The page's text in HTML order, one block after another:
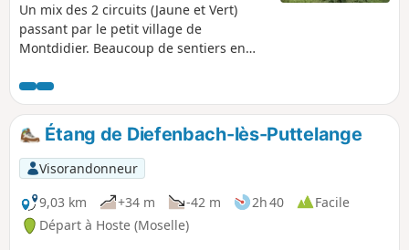
Un mix des 2 circuits (Jaune et Vert)
passant par le petit village de
Montdidier. Beaucoup de sentiers en
manque beaucoup de balises pour
indiquer le chemin mais en suivant
cette trace, cela ne devrait pas poser de
problèmes. Idéal pour la promenade à
pied ou un petit entraînement Trail
voire en VTT.
Étang de Diefenbach-lès-Puttelange
Visorandonneur
9,03 km
+34 m -42 m 2h 40
Facile
Départ à Hoste (Moselle)